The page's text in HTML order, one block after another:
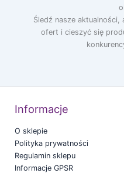
Śledź nasze
ofert i cieszyć się
Informacje
O sklepie
Polityka prywatności
Regulamin sklepu
Informacje GPSR